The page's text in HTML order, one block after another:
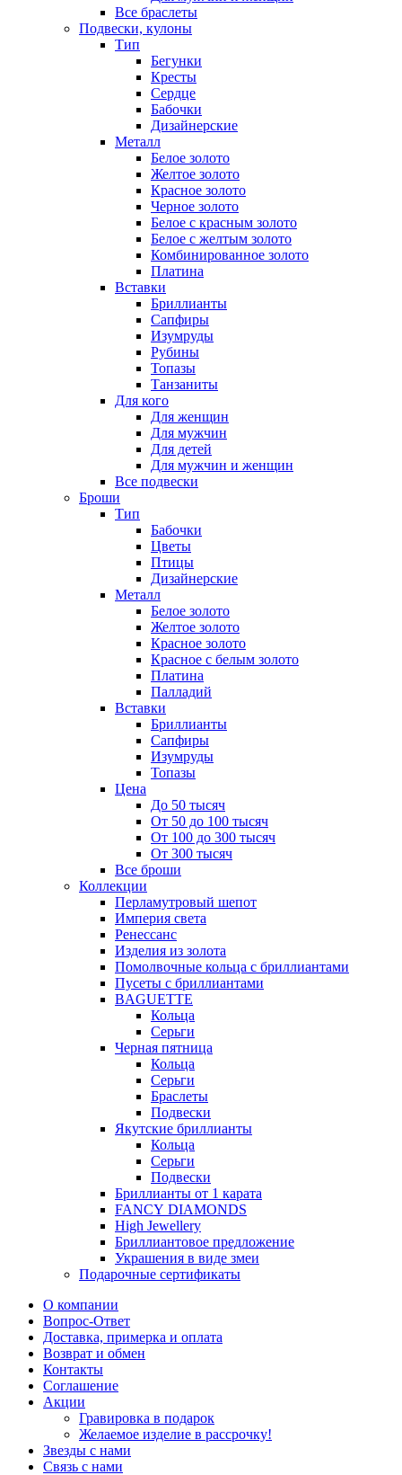
Все браслеты
Подвески, кулоны
Тип
Бегунки
Кресты
Сердце
Бабочки
Дизайнерские
Металл
Белое золото
Желтое золото
Красное золото
Черное золото
Белое с красным золото
Белое с желтым золото
Комбинированное золото
Платина
Вставки
Бриллианты
Сапфиры
Изумруды
Рубины
Топазы
Танзаниты
Для кого
Для женщин
Для мужчин
Для детей
Для мужчин и женщин
Все подвески
Броши
Тип
Бабочки
Цветы
Птицы
Дизайнерские
Металл
Белое золото
Желтое золото
Красное золото
Красное с белым золото
Платина
Палладий
Вставки
Бриллианты
Сапфиры
Изумруды
Топазы
Цена
До 50 тысяч
От 50 до 100 тысяч
От 100 до 300 тысяч
От 300 тысяч
Все броши
Коллекции
Перламутровый шепот
Империя света
Ренессанс
Изделия из золота
Помолвочные кольца с бриллиантами
Пусеты с бриллиантами
BAGUETTE
Кольца
Серьги
Черная пятница
Кольца
Серьги
Браслеты
Подвески
Якутские бриллианты
Кольца
Серьги
Подвески
Бриллианты от 1 карата
FANCY DIAMONDS
High Jewellery
Бриллиантовое предложение
Украшения в виде змеи
Подарочные сертификаты
О компании
Вопрос-Ответ
Доставка, примерка и оплата
Возврат и обмен
Контакты
Соглашение
Акции
Гравировка в подарок
Желаемое изделие в рассрочку!
Звезды с нами
Связь с нами